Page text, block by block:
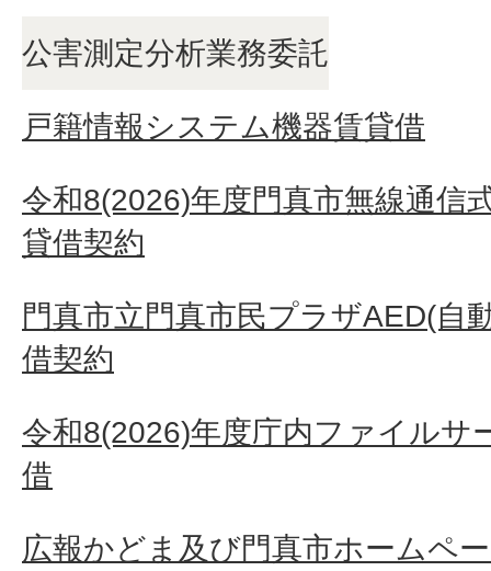
公害測定分析業務委託
戸籍情報システム機器賃貸借
令和8(2026)年度門真市無線通信
貸借契約
門真市立門真市民プラザAED(自
借契約
令和8(2026)年度庁内ファイルサ
借
広報かどま及び門真市ホームペ